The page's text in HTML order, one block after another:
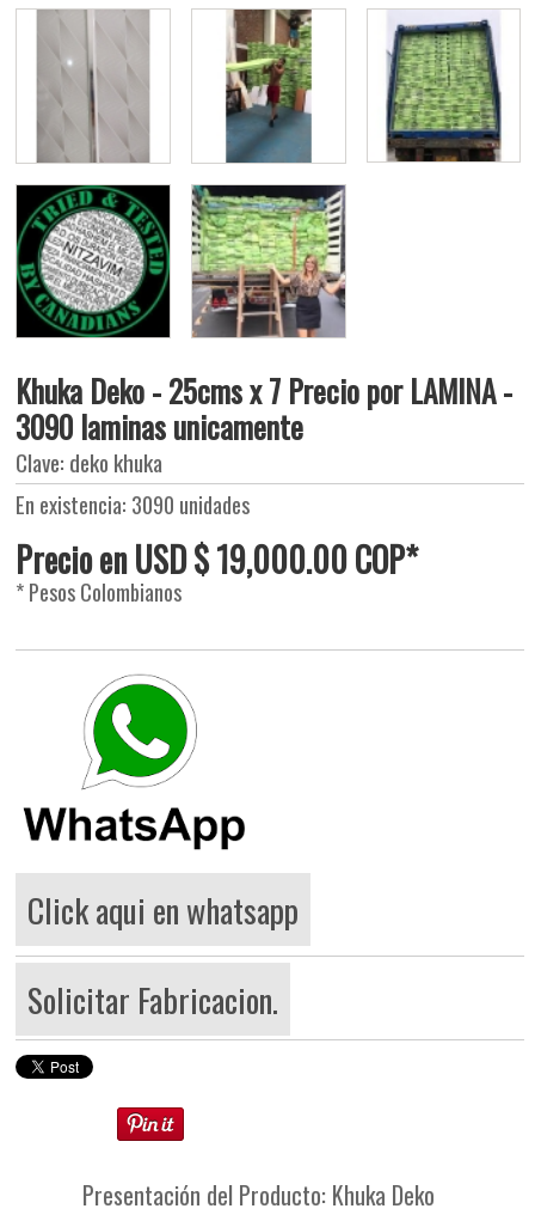
Khuka Deko - 25cms x 7 Precio por LAMINA -
3090 laminas unicamente
Clave: deko khuka
En existencia: 3090 unidades
Precio en USD $ 19,000.00 COP*
* Pesos Colombianos
Click aqui en whatsapp
Solicitar Fabricacion.
Presentación del Producto: Khuka Deko